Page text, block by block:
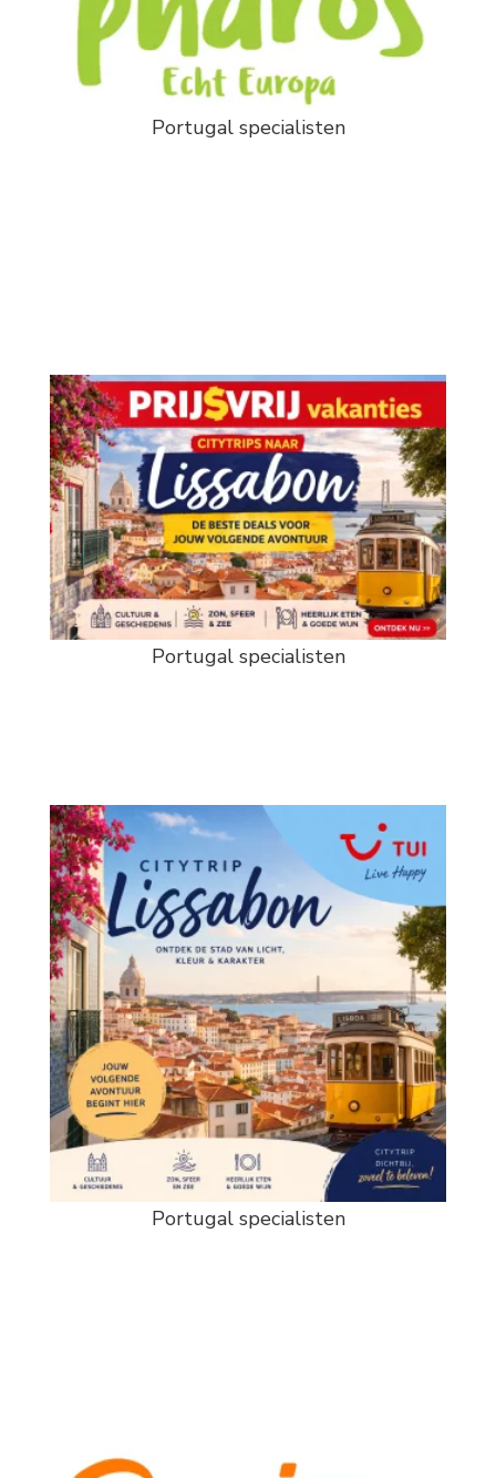
Portugal specialisten
Portugal specialisten
Portugal specialisten